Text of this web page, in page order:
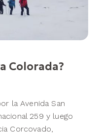
Colorada?
la Avenida San
259 y luego
Corcovado,